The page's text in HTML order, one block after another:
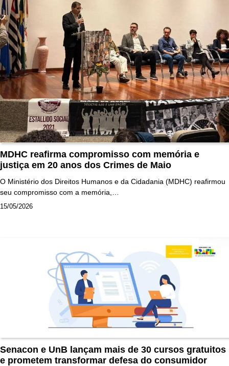
MDHC reafirma compromisso com memória e
justiça em 20 anos dos Crimes de Maio
O Ministério dos Direitos Humanos e da Cidadania (MDHC) reafirmou
seu compromisso com a memória,…
15/05/2026
Senacon e UnB lançam mais de 30 cursos gratuitos
e prometem transformar defesa do consumidor